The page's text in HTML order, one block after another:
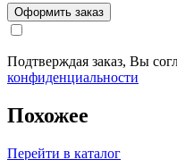
Оформить заказ
Подтверждая заказ, Вы
конфиденциальности
Похожее
Перейти в каталог